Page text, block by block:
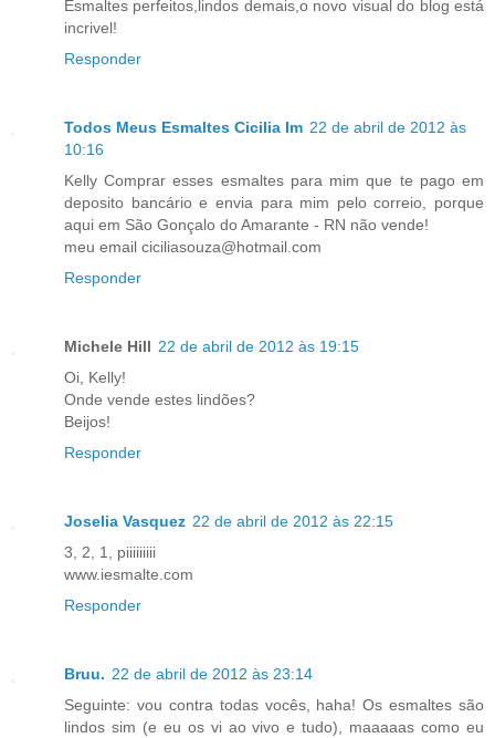
Esmaltes perfeitos,lindos demais,o novo visual do blog está
incrivel!
Responder
Todos Meus Esmaltes Cicilia Im 22 de abril de 2012 às
10:16
Kelly Comprar esses esmaltes para mim que te pago em
deposito bancário e envia para mim pelo correio, porque
aqui em São Gonçalo do Amarante - RN não vende!
meu email ciciliasouza@hotmail.com
Responder
Michele Hill 22 de abril de 2012 às 19:15
Oi, Kelly!
Onde vende estes lindões?
Beijos!
Responder
Joselia Vasquez 22 de abril de 2012 às 22:15
3, 2, 1, piiiiiiiii
www.iesmalte.com
Responder
Bruu. 22 de abril de 2012 às 23:14
Seguinte: vou contra todas vocês, haha! Os esmaltes são
lindos sim (e eu os vi ao vivo e tudo), maaaaas como eu